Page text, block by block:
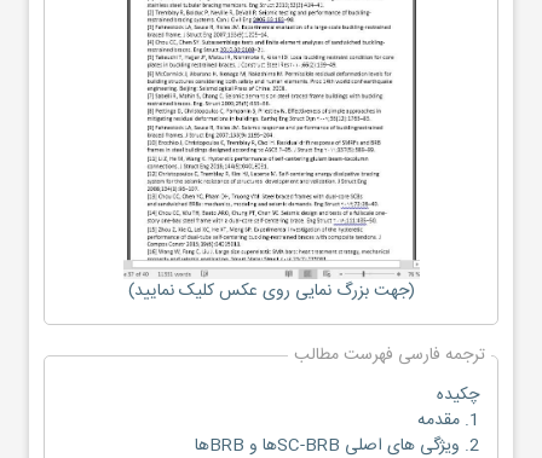
(جهت بزرگ نمایی روی عکس کلیک نمایید)
ترجمه فارسی فهرست مطالب
چکیده
1. مقدمه
2. ویژگی های اصلی SC-BRBها و BRBها